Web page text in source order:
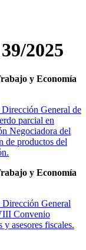
2025
y Economía
General de
parcial en
Negociadora del
de productos del
y Economía
Dirección General
Convenio
asesores fiscales.